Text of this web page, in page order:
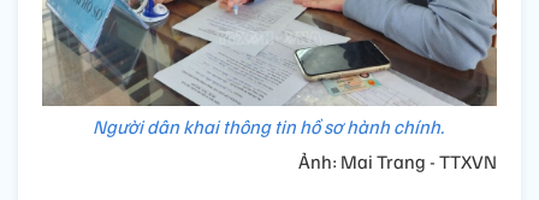
Người dân khai thông tin hồ sơ hành chính.
Ảnh: Mai Trang - TTXVN